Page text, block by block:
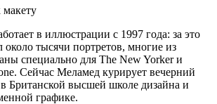
макету
в иллюстрации с 1997 года: за это
тысячи портретов, многие из
специально для The New Yorker и
Сейчас Меламед курирует вечерний
Британской высшей школе дизайна и
графике.